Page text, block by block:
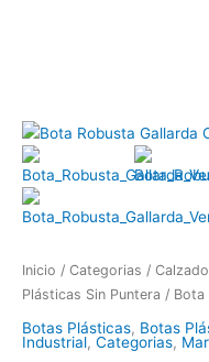
Inicio / Categorias /
Plásticas Sin Puntera / Bota
Botas Plásticas, Botas
Industrial, Categorias,
Bota
Robusta
Gallarda
Color
202-
63
cantidad